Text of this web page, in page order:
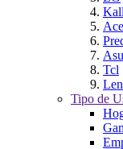
Tcl
Tipo de